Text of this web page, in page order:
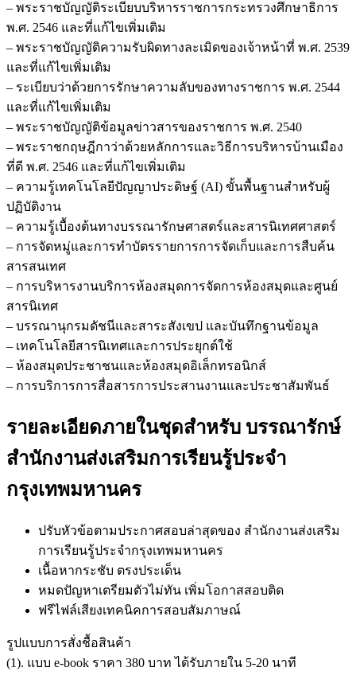
– พระราชบัญญัติระเบียบบริหารราชการกระทรวงศึกษาธิการ
พ.ศ. 2546 และที่แก้ไขเพิ่มเติม
– พระราชบัญญัติความรับผิดทางละเมิดของเจ้าหน้าที่ พ.ศ. 2539
และที่แก้ไขเพิ่มเติม
– ระเบียบว่าด้วยการรักษาความลับของทางราชการ พ.ศ. 2544
และที่แก้ไขเพิ่มเติม
– พระราชบัญญัติข้อมูลข่าวสารของราชการ พ.ศ. 2540
– พระราชกฤษฎีกาว่าด้วยหลักการและวิธีการบริหารบ้านเมือง
ที่ดี พ.ศ. 2546 และที่แก้ไขเพิ่มเติม
– ความรู้เทคโนโลยีปัญญาประดิษฐ์ (AI) ขั้นพื้นฐานสำหรับผู้
ปฏิบัติงาน
– ความรู้เบื้องต้นทางบรรณารักษศาสตร์และสารนิเทศศาสตร์
– การจัดหมู่และการทำบัตรรายการการจัดเก็บและการสืบค้น
สารสนเทศ
– การบริหารงานบริการห้องสมุดการจัดการห้องสมุดและศูนย์
สารนิเทศ
– บรรณานุกรมดัชนีและสาระสังเขป และบันทึกฐานข้อมูล
– เทคโนโลยีสารนิเทศและการประยุกต์ใช้
– ห้องสมุดประชาชนและห้องสมุดอิเล็กทรอนิกส์
– การบริการการสื่อสารการประสานงานและประชาสัมพันธ์
รายละเอียดภายในชุดสำหรับ บรรณารักษ์
สำนักงานส่งเสริมการเรียนรู้ประจำ
กรุงเทพมหานคร
ปรับหัวข้อตามประกาศสอบล่าสุดของ สำนักงานส่งเสริม
การเรียนรู้ประจำกรุงเทพมหานคร
เนื้อหากระชับ ตรงประเด็น
หมดปัญหาเตรียมตัวไม่ทัน เพิ่มโอกาสสอบติด
ฟรีไฟล์เสียงเทคนิคการสอบสัมภาษณ์
รูปแบบการสั่งชื้อสินค้า
(1). แบบ e-book ราคา 380 บาท ได้รับภายใน 5-20 นาที